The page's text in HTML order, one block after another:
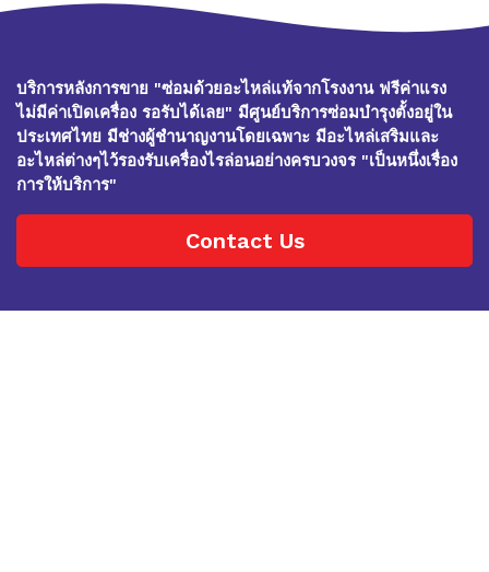
บริการหลังการขาย "ซ่อมด้วยอะไหล่แท้จากโรงงาน ฟรีค่าแรง
ไม่มีค่าเปิดเครื่อง รอรับได้เลย" มีศูนย์บริการซ่อมบำรุงตั้งอยู่ใน
ประเทศไทย มีช่างผู้ชำนาญงานโดยเฉพาะ มีอะไหล่เสริมและ
อะไหล่ต่างๆไว้รองรับเครื่องไรล่อนอย่างครบวงจร "เป็นหนึ่งเรื่อง
การให้บริการ"
Contact Us